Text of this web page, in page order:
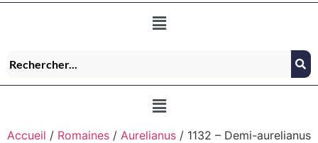
Accueil / Romaines / Aurelianus / 1132 – Demi-aurelianus